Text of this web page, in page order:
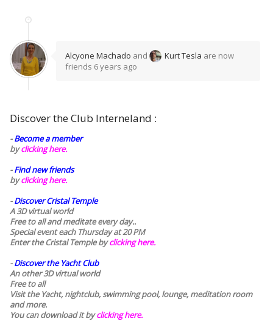
Alcyone Machado and Kurt Tesla are now
friends 6 years ago
Discover the Club Interneland :
-Become a member
byclicking here.
-Find new friends
byclicking here.
-Discover Cristal Temple
A 3D virtual world
Free to all and meditate every day..
Special event each Thursday at 20 PM
Enter the Cristal Temple byclicking here.
-Discover the Yacht Club
An other 3D virtual world
Free to all
Visit the Yacht, nightclub, swimming pool, lounge, meditation room
and more.
You can download it byclicking here.